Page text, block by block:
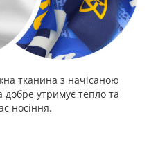
тканина з начісаною
утримує тепло та
носіння.